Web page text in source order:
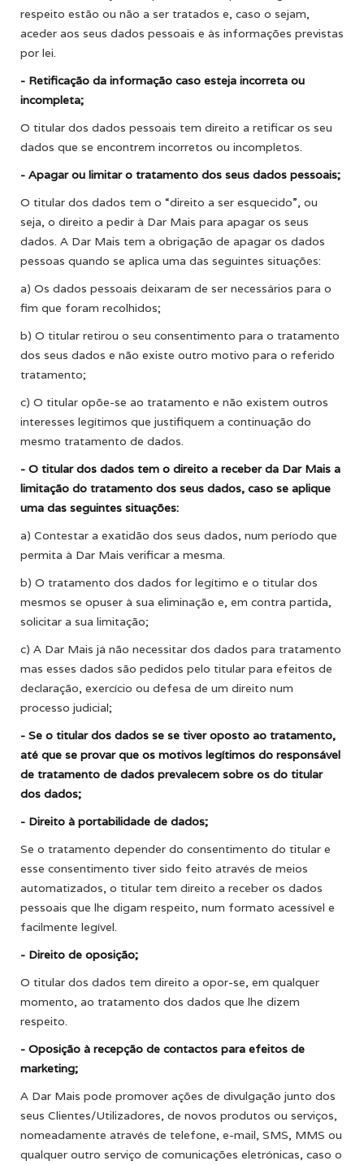
respeito estão ou não a ser tratados e, caso o sejam,
aceder aos seus dados pessoais e às informações previstas
por lei.
- Retificação da informação caso esteja incorreta ou
incompleta;
O titular dos dados pessoais tem direito a retificar os seu
dados que se encontrem incorretos ou incompletos.
- Apagar ou limitar o tratamento dos seus dados pessoais;
O titular dos dados tem o “direito a ser esquecido”, ou
seja, o direito a pedir à Dar Mais para apagar os seus
dados. A Dar Mais tem a obrigação de apagar os dados
pessoas quando se aplica uma das seguintes situações:
a) Os dados pessoais deixaram de ser necessários para o
fim que foram recolhidos;
b) O titular retirou o seu consentimento para o tratamento
dos seus dados e não existe outro motivo para o referido
tratamento;
c) O titular opõe-se ao tratamento e não existem outros
interesses legítimos que justifiquem a continuação do
mesmo tratamento de dados.
- O titular dos dados tem o direito a receber da Dar Mais a
limitação do tratamento dos seus dados, caso se aplique
uma das seguintes situações:
a) Contestar a exatidão dos seus dados, num período que
permita à Dar Mais verificar a mesma.
b) O tratamento dos dados for legítimo e o titular dos
mesmos se opuser à sua eliminação e, em contra partida,
solicitar a sua limitação;
c) A Dar Mais já não necessitar dos dados para tratamento
mas esses dados são pedidos pelo titular para efeitos de
declaração, exercício ou defesa de um direito num
processo judicial;
- Se o titular dos dados se se tiver oposto ao tratamento,
até que se provar que os motivos legítimos do responsável
de tratamento de dados prevalecem sobre os do titular
dos dados;
- Direito à portabilidade de dados;
Se o tratamento depender do consentimento do titular e
esse consentimento tiver sido feito através de meios
automatizados, o titular tem direito a receber os dados
pessoais que lhe digam respeito, num formato acessível e
facilmente legível.
- Direito de oposição;
O titular dos dados tem direito a opor-se, em qualquer
momento, ao tratamento dos dados que lhe dizem
respeito.
- Oposição à recepção de contactos para efeitos de
marketing;
A Dar Mais pode promover ações de divulgação junto dos
seus Clientes/Utilizadores, de novos produtos ou serviços,
nomeadamente através de telefone, e-mail, SMS, MMS ou
qualquer outro serviço de comunicações eletrónicas, caso o